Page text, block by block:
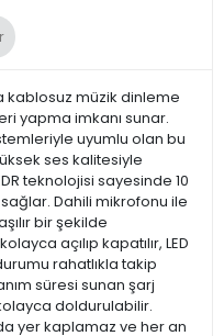
kablosuz müzik dinleme
yapma imkanı sunar.
uyumlu olan bu
ses kalitesiyle
teknolojisi sayesinde 10
Dahili mikrofonu ile
bir şekilde
açılıp kapatılır, LED
rahatlıkla takip
süresi sunan şarj
doldurulabilir.
yer kaplamaz ve her an